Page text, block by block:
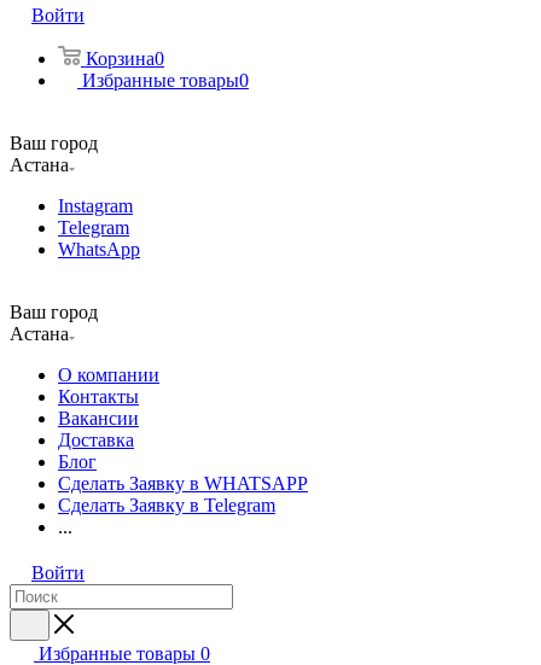
Войти
Корзина0
Избранные товары0
Ваш город
Астана
Instagram
Telegram
WhatsApp
Ваш город
Астана
О компании
Контакты
Вакансии
Доставка
Блог
Сделать Заявку в WHATSAPP
Сделать Заявку в Telegram
...
Войти
Избранные товары 0